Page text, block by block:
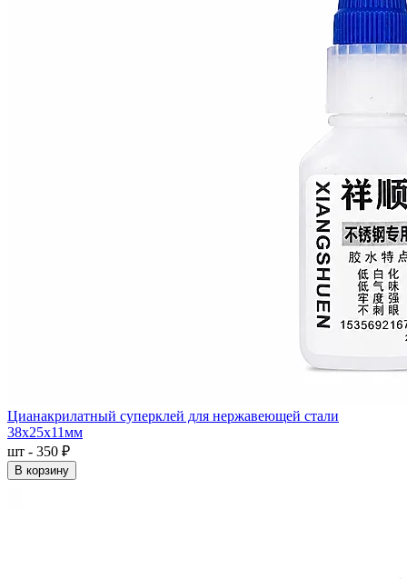
Цианакрилатный суперклей для нержавеющей стали
38x25x11мм
шт - 350 ₽
В корзину